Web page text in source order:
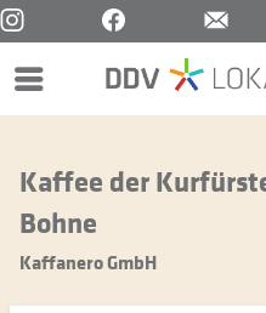
Menü
Kaffee der
Bohne
Kaffanero GmbH